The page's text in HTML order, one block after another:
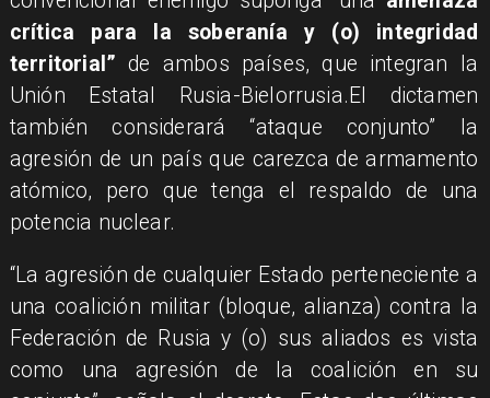
crítica para la soberanía y (o) integridad
territorial” de ambos países, que integran la
Unión Estatal Rusia-Bielorrusia.El dictamen
también considerará “ataque conjunto” la
agresión de un país que carezca de armamento
atómico, pero que tenga el respaldo de una
potencia nuclear.
“La agresión de cualquier Estado perteneciente a
una coalición militar (bloque, alianza) contra la
Federación de Rusia y (o) sus aliados es vista
como una agresión de la coalición en su